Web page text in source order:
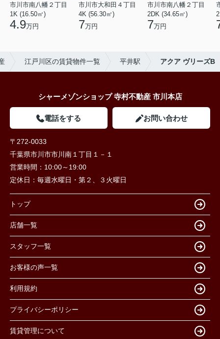
市川市南八幡２丁目
1K (16.50㎡)
4.9万円
市川市大和田４丁目
4K (56.30㎡)
7万円
市川市南八幡２丁目
2DK (34.65㎡)
7万円
江戸川区の賃貸物件一覧 平井駅 アクア ヴリーズB
シャーメゾンショップ 寺村不動産 市川本店
電話をする お問い合わせ
〒272-0033
千葉県市川市市川南１丁目１－１
営業時間： 10:00～19:00
定休日： 毎週水曜日・第２、３火曜日
トップ
店舗一覧
スタッフ一覧
お客様の声一覧
利用規約
プライバシーポリシー
賃貸管理について